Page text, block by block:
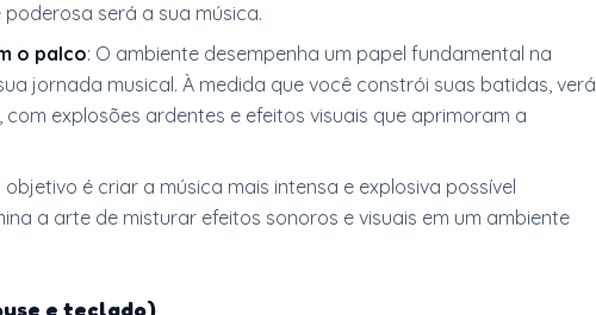
poderosa será a sua música.
o palco: O ambiente desempenha um papel fundamental na
jornada musical. À medida que você constrói suas batidas, verá
com explosões ardentes e efeitos visuais que aprimoram a
objetivo é criar a música mais intensa e explosiva possível
a arte de misturar efeitos sonoros e visuais em um ambiente
e teclado)